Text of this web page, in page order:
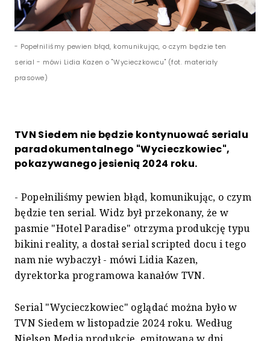
- Popełniliśmy pewien błąd, komunikując, o czym będzie ten
serial - mówi Lidia Kazen o "Wycieczkowcu" (fot. materiały
prasowe)
TVN Siedem nie będzie kontynuować serialu
paradokumentalnego "Wycieczkowiec",
pokazywanego jesienią 2024 roku.
- Popełniliśmy pewien błąd, komunikując, o czym
będzie ten serial. Widz był przekonany, że w
pasmie "Hotel Paradise" otrzyma produkcję typu
bikini reality, a dostał serial scripted docu i tego
nam nie wybaczył - mówi Lidia Kazen,
dyrektorka programowa kanałów TVN.
Serial "Wycieczkowiec" oglądać można było w
TVN Siedem w listopadzie 2024 roku. Według